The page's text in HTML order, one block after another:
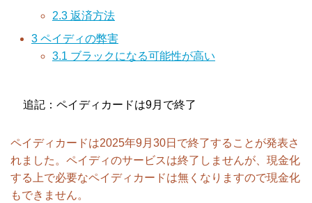
2.3 返済方法
3 ペイディの弊害
3.1 ブラックになる可能性が高い
追記：ペイディカードは9月で終了
ペイディカードは2025年9月30日で終了することが発表さ
れました。ペイディのサービスは終了しませんが、現金化
する上で必要なペイディカードは無くなりますので現金化
もできません。